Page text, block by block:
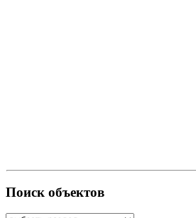
Поиск объектов